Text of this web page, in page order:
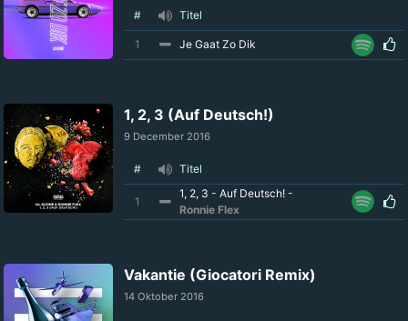
# Titel
1 Je Gaat Zo Dik
1, 2, 3 (Auf Deutsch!)
9 December 2016
# Titel
1
1, 2, 3 - Auf Deutsch! -
Ronnie Flex
Vakantie (Giocatori Remix)
14 Oktober 2016